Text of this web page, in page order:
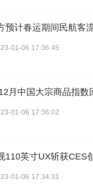
预计春运期间民航客
01-06 17:36:45
月中国大宗商品指数
01-06 17:36:02
110英寸UX斩获CES
01-06 17:34:31